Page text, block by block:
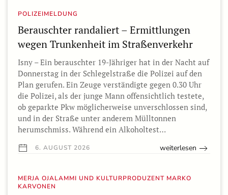
POLIZEIMELDUNG
Berauschter randaliert – Ermittlungen
wegen Trunkenheit im Straßenverkehr
Isny – Ein berauschter 19-Jähriger hat in der Nacht auf
Donnerstag in der Schlegelstraße die Polizei auf den
Plan gerufen. Ein Zeuge verständigte gegen 0.30 Uhr
die Polizei, als der junge Mann offensichtlich testete,
ob geparkte Pkw möglicherweise unverschlossen sind,
und in der Straße unter anderem Mülltonnen
herumschmiss. Während ein Alkoholtest…
6. AUGUST 2026 weiterlesen
MERJA OJALAMMI UND KULTURPRODUZENT MARKO
KARVONEN